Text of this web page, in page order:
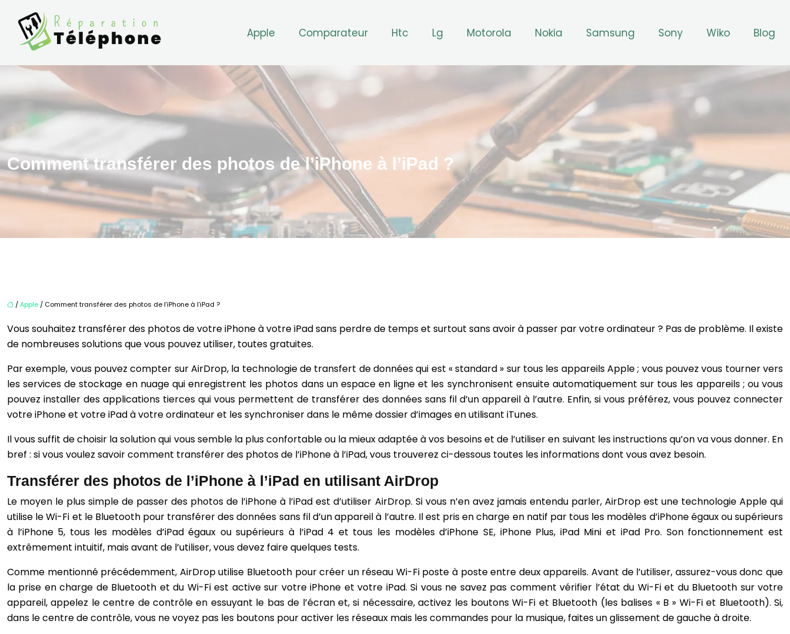
Apple Comparateur Htc Lg Motorola Nokia Samsung Sony Wiko Blog
Comment transférer des photos de l’iPhone à l’iPad ?
/Apple / Comment transférer des photos de l’iPhone à l’iPad ?
Vous souhaitez transférer des photos de votre iPhone à votre iPad sans perdre de temps et surtout sans avoir à passer par votre ordinateur ? Pas de problème. Il existe
de nombreuses solutions que vous pouvez utiliser, toutes gratuites.
Par exemple, vous pouvez compter sur AirDrop, la technologie de transfert de données qui est « standard » sur tous les appareils Apple ; vous pouvez vous tourner vers
les services de stockage en nuage qui enregistrent les photos dans un espace en ligne et les synchronisent ensuite automatiquement sur tous les appareils ; ou vous
pouvez installer des applications tierces qui vous permettent de transférer des données sans fil d’un appareil à l’autre. Enfin, si vous préférez, vous pouvez connecter
votre iPhone et votre iPad à votre ordinateur et les synchroniser dans le même dossier d’images en utilisant iTunes.
Il vous suffit de choisir la solution qui vous semble la plus confortable ou la mieux adaptée à vos besoins et de l’utiliser en suivant les instructions qu’on va vous donner. En
bref : si vous voulez savoir comment transférer des photos de l’iPhone à l’iPad, vous trouverez ci-dessous toutes les informations dont vous avez besoin.
Transférer des photos de l’iPhone à l’iPad en utilisant AirDrop
Le moyen le plus simple de passer des photos de l’iPhone à l’iPad est d’utiliser AirDrop. Si vous n’en avez jamais entendu parler, AirDrop est une technologie Apple qui
utilise le Wi-Fi et le Bluetooth pour transférer des données sans fil d’un appareil à l’autre. Il est pris en charge en natif par tous les modèles d’iPhone égaux ou supérieurs
à l’iPhone 5, tous les modèles d’iPad égaux ou supérieurs à l’iPad 4 et tous les modèles d’iPhone SE, iPhone Plus, iPad Mini et iPad Pro. Son fonctionnement est
extrêmement intuitif, mais avant de l’utiliser, vous devez faire quelques tests.
Comme mentionné précédemment, AirDrop utilise Bluetooth pour créer un réseau Wi-Fi poste à poste entre deux appareils. Avant de l’utiliser, assurez-vous donc que
la prise en charge de Bluetooth et du Wi-Fi est active sur votre iPhone et votre iPad. Si vous ne savez pas comment vérifier l’état du Wi-Fi et du Bluetooth sur votre
appareil, appelez le centre de contrôle en essuyant le bas de l’écran et, si nécessaire, activez les boutons Wi-Fi et Bluetooth (les balises « B » Wi-Fi et Bluetooth). Si,
dans le centre de contrôle, vous ne voyez pas les boutons pour activer les réseaux mais les commandes pour la musique, faites un glissement de gauche à droite.